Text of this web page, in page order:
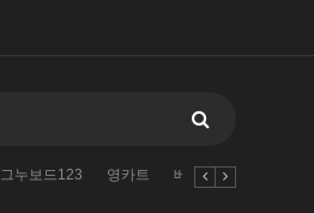
그누보드123 영카트 베이직테마